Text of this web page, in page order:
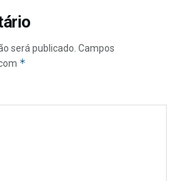
será publicado. Campos
*